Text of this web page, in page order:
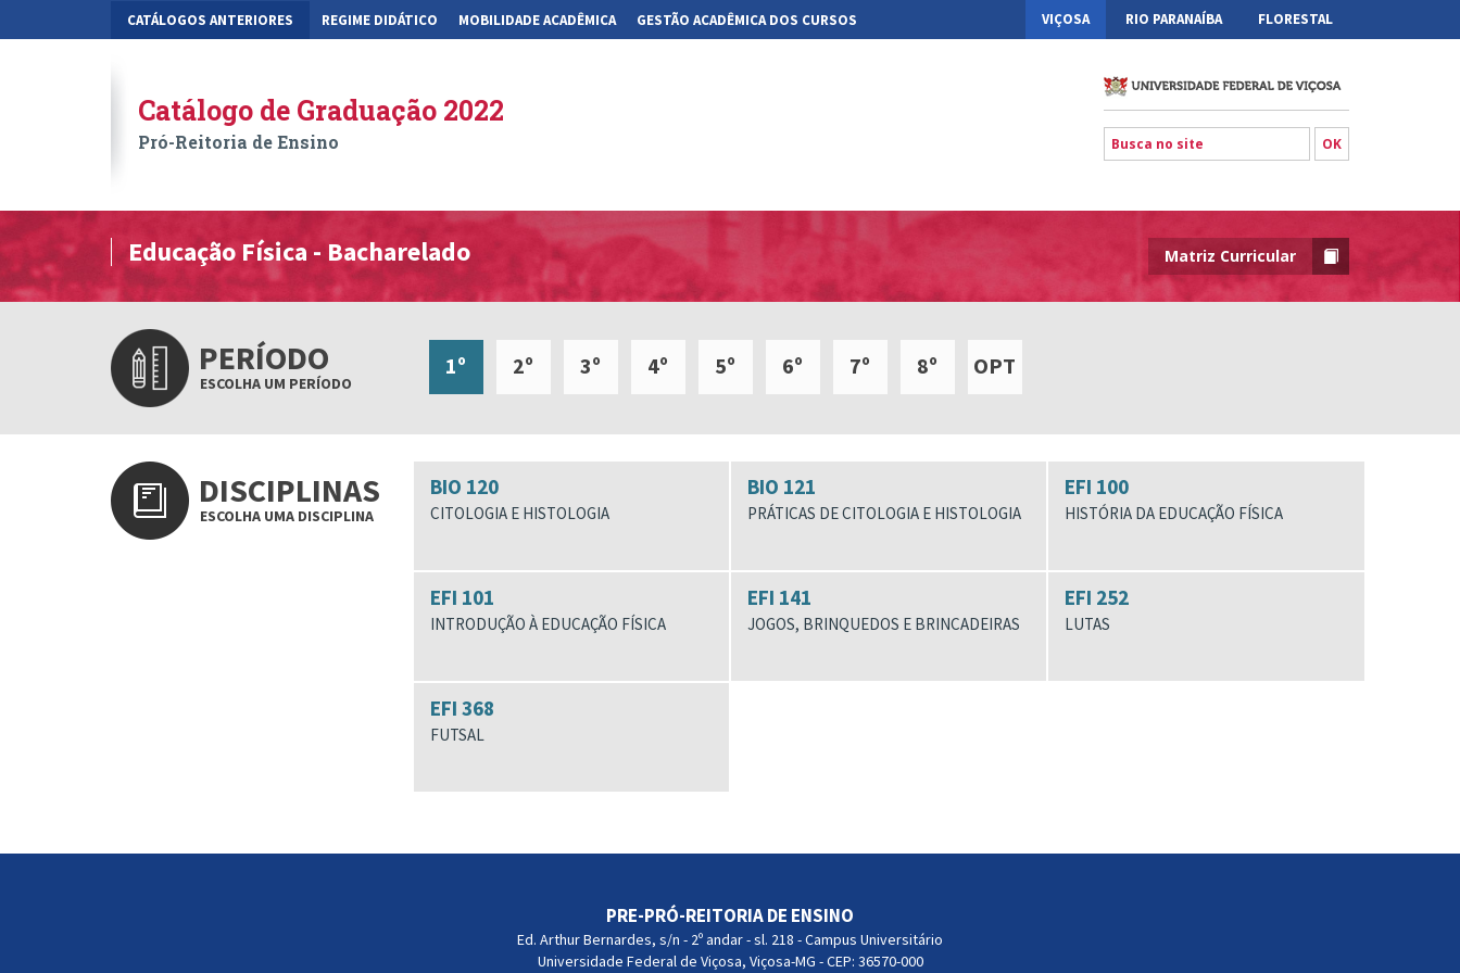
CATÁLOGOS ANTERIORES REGIME DIDÁTICO MOBILIDADE ACADÊMICA GESTÃO ACADÊMICA DOS CURSOS VIÇOSA RIO PARANAÍBA FLORESTAL
Catálogo de Graduação 2022
Pró-Reitoria de Ensino
Educação Física - Bacharelado Matriz Curricular
PERÍODO
ESCOLHA UM PERÍODO
1º 2º 3º 4º 5º 6º 7º 8º OPT
DISCIPLINAS
ESCOLHA UMA DISCIPLINA
BIO 120
CITOLOGIA E HISTOLOGIA
BIO 121
PRÁTICAS DE CITOLOGIA E HISTOLOGIA
EFI 100
HISTÓRIA DA EDUCAÇÃO FÍSICA
EFI 101
INTRODUÇÃO À EDUCAÇÃO FÍSICA
EFI 141
JOGOS, BRINQUEDOS E BRINCADEIRAS
EFI 252
LUTAS
EFI 368
FUTSAL
PRE-PRÓ-REITORIA DE ENSINO
Ed. Arthur Bernardes, s/n - 2º andar - sl. 218 - Campus Universitário
Universidade Federal de Viçosa, Viçosa-MG - CEP: 36570-000